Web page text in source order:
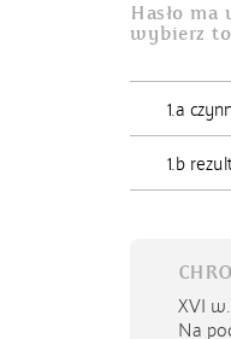
Hasło ma
wybierz
1.a
1.b
XVI
Na